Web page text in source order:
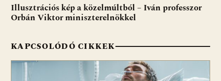
Illusztrációs kép a közelmúltból – Iván professzor
Orbán Viktor miniszterelnökkel
KAPCSOLÓDÓ CIKKEK